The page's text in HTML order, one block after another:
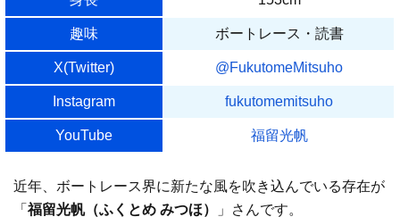
趣味 ボートレース・読書
X(Twitter) @FukutomeMitsuho
Instagram fukutomemitsuho
YouTube 福留光帆
近年、ボートレース界に新たな風を吹き込んでいる存在が
「福留光帆（ふくとめ みつほ） 」さんです。